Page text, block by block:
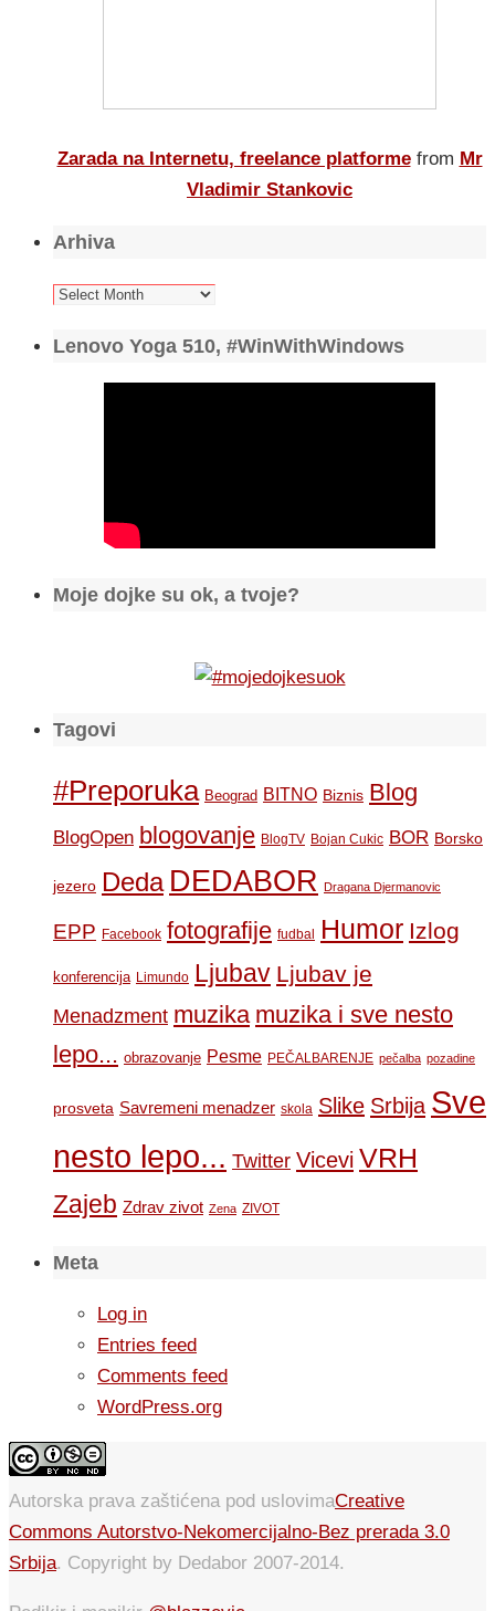
Zarada na Internetu, freelance platforme from Mr
Vladimir Stankovic
Arhiva
Arhiva
Lenovo Yoga 510, #WinWithWindows
Moje dojke su ok, a tvoje?
Tagovi
#Preporuka Beograd BITNO Biznis Blog
BlogOpen blogovanje BlogTV Bojan Cukic BOR Borsko
jezero Deda DEDABOR Dragana Djermanovic
EPP Facebook fotografije fudbal Humor Izlog
konferencija Limundo Ljubav Ljubav je
Menadzment muzika muzika i sve nesto
lepo... obrazovanje Pesme PEČALBARENJE pečalba pozadine
prosveta Savremeni menadzer skola Slike Srbija Sve
nesto lepo... Twitter Vicevi VRH
Zajeb Zdrav zivot Zena ZIVOT
Meta
Log in
Entries feed
Comments feed
WordPress.org
Autorska prava zaštićena pod uslovimaCreative
Commons Autorstvo-Nekomercijalno-Bez prerada 3.0
Srbija. Copyright by Dedabor 2007-2014.